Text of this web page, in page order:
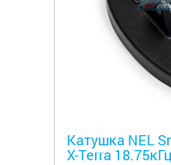
Катушка NEL
X-Terra